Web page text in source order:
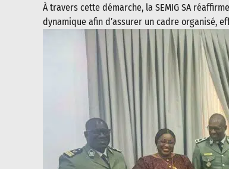
À travers cette démarche, la SEMIG SA
dynamique afin d’assurer un cadre organisé,